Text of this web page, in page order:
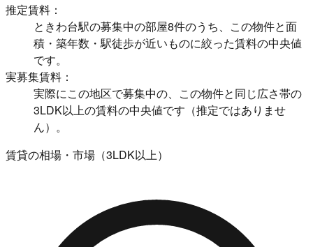
推定賃料：
ときわ台駅の募集中の部屋8件のうち、この物件と面
積・築年数・駅徒歩が近いものに絞った賃料の中央値
です。
実募集賃料：
実際にこの地区で募集中の、この物件と同じ広さ帯の
3LDK以上の賃料の中央値です（推定ではありませ
ん）。
賃貸の相場・市場（3LDK以上）